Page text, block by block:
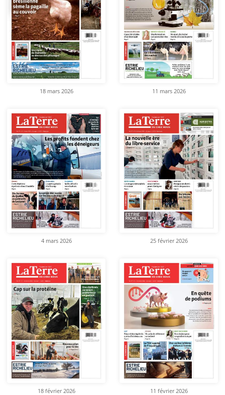
18 mars 2026 11 mars 2026
4 mars 2026 25 février 2026
18 février 2026 11 février 2026